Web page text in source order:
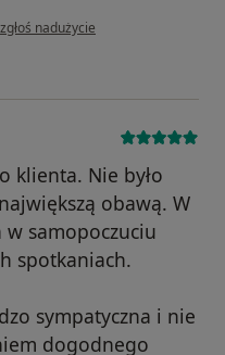
w opinii użytkownika Konto zostało
zgłoś nadużycie
klienta. Nie było
obawą. W
samopoczuciu
spotkaniach.
sympatyczna i nie
dogodnego